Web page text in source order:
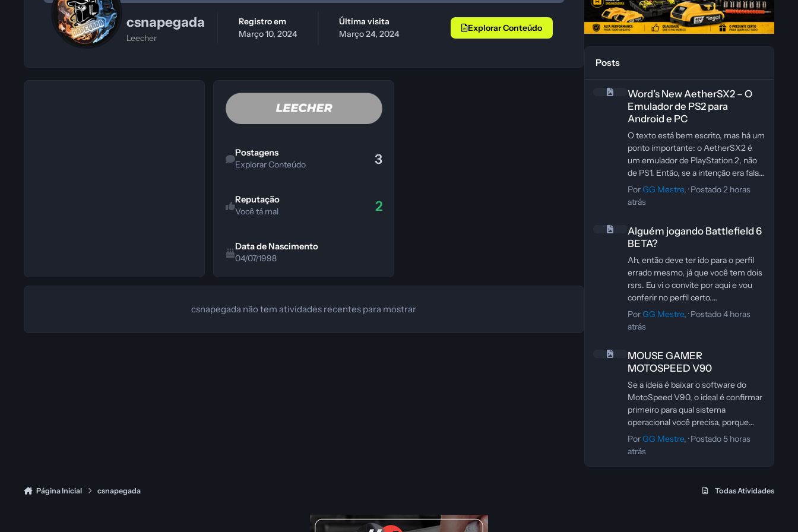
csnapegada
Leecher
Registro em
Março 10, 2024
Última visita
Março 24, 2024
Explorar Conteúdo
Postagens
Explorar Conteúdo
3
Reputação
Você tá mal
2
Data de Nascimento
04/07/1998
csnapegada não tem atividades recentes para mostrar
Posts
Word’s New AetherSX2 – O
Emulador de PS2 para
Android e PC
O texto está bem escrito, mas há um
ponto importante: o AetherSX2 é
um emulador de PlayStation 2, não
de PS1. Então, se a intenção era falar
de jogos clássicos de PS2, vale
ajustar essa parte para evitar
ficaria assim: “O AetherSX2 é um
emulador popular que permite rodar
jogos clássicos de PlayStation 2
diretamente no seu dispositivo
Android ou PC. Ele oferece
compatibilidade com uma grande
variedade de títulos, controles
personalizáveis e desempenho
era de ouro do PS2. Além disso, por
ser leve e de fácil configuração, pode
ser usado tanto por iniciantes quanto
por jogadores mais experientes.”
PorGG Mestre, ·Postado2 horas
atrás
Alguém jogando Battlefield 6
BETA?
Ah, então deve ter ido para o perfil
errado mesmo, já que você tem dois
rsrs. Eu vi o convite por aqui e vou
conferir no perfil certo.
Se não aparecer, eu te adiciono pelo
outro e a gente joga tranquilo.
PorGG Mestre, ·Postado4 horas
atrás
MOUSE GAMER
MOTOSPEED V90
Se a ideia é baixar o software do
MotoSpeed V90, o ideal é confirmar
primeiro para qual sistema
operacional você precisa, porque
esse tipo de instalador costuma
variar entre Windows e outras
com segurança o conteúdo dele
daqui. Antes de abrir ou instalar
PorGG Mestre, ·Postado5 horas
atrás
Página Inicial csnapegada Todas Atividades